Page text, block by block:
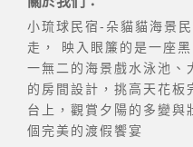
小琉球民宿-朵貓貓海景
走， 映入眼簾的是一座
一無二的海景戲水泳池、
的房間設計，挑高天花板
台上，觀賞夕陽的多變
個完美的渡假饗宴